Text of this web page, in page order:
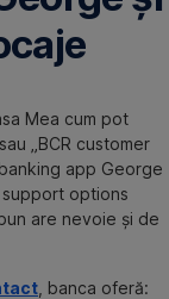
Mea cum pot
„BCR customer
app George
support options
are nevoie și de
, banca oferă: